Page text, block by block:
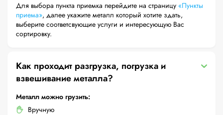
Для выбора пункта приемка перейдите на страницу «Пункты
приема», далее укажите металл который хотите здать,
выберите соответсвующие услуги и интересующую Вас
сортировку.
Как проходит разгрузка, погрузка и
взвешивание металла?
Металл можно грузить:
Вручную